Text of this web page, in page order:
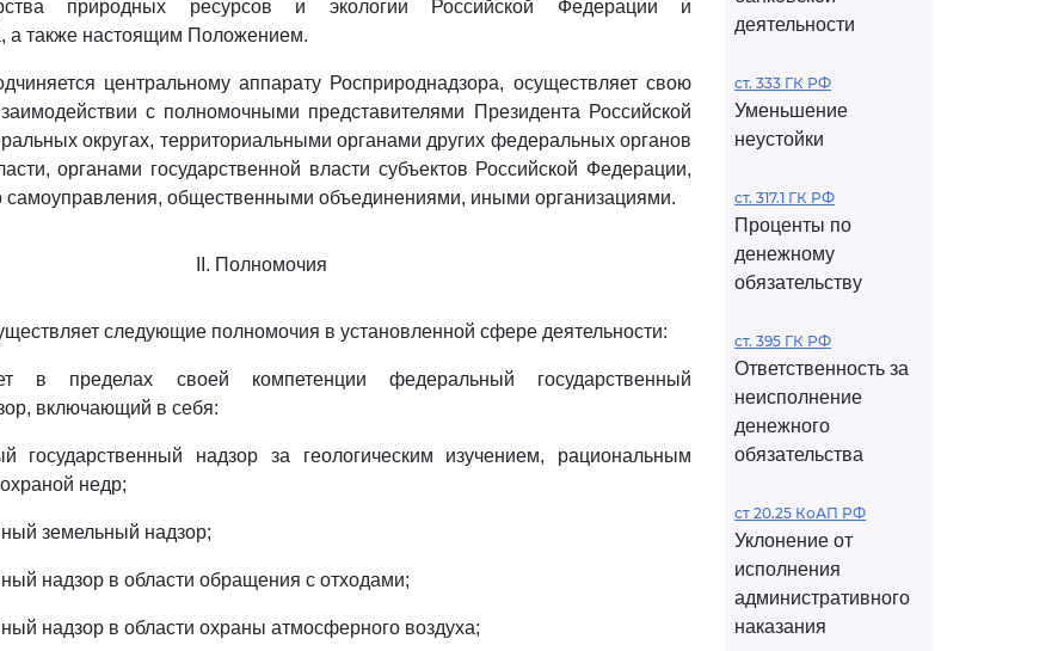
природных ресурсов и экологии Российской Федерации и
а также настоящим Положением.
центральному аппарату Росприроднадзора, осуществляет свою
с полномочными представителями Президента Российской
округах, территориальными органами других федеральных органов
органами государственной власти субъектов Российской Федерации,
самоуправления, общественными объединениями, иными организациями.
II. Полномочия
следующие полномочия в установленной сфере деятельности:
в пределах своей компетенции федеральный государственный
включающий в себя:
государственный надзор за геологическим изучением, рациональным
недр;
земельный надзор;
надзор в области обращения с отходами;
надзор в области охраны атмосферного воздуха;
деятельности
ст. 333 ГК РФ
Уменьшение
неустойки
ст. 317.1 ГК РФ
Проценты по
денежному
обязательству
ст. 395 ГК РФ
Ответственность за
неисполнение
денежного
обязательства
ст 20.25 КоАП РФ
Уклонение от
исполнения
административного
наказания